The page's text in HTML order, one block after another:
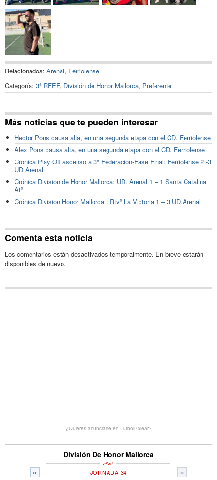
Relacionados: Arenal, Ferriolense
Categoría: 3ª RFEF, División de Honor Mallorca, Preferente
Más noticias que te pueden interesar
Hector Pons causa alta, en una segunda etapa con el CD. Ferriolense
Alex Pons causa alta, en una segunda etapa con el CD. Ferriolense
Crónica Play Off ascenso a 3ª Federación-Fase Final: Ferriolense 2 -3
UD Arenal
Crónica Division de Honor Mallorca: UD. Arenal 1 – 1 Santa Catalina
Atº
Crónica Division Honor Mallorca : Rtvº La Victoria 1 – 3 UD.Arenal
Comenta esta noticia
Los comentarios están desactivados temporalmente. En breve estarán
disponibles de nuevo.
¿Quieres anunciarte en FutbolBalear?
División De Honor Mallorca
« »
JORNADA 34